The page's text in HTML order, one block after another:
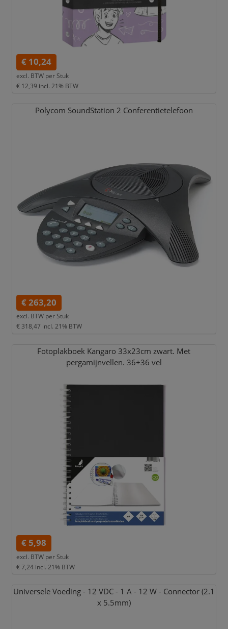
€ 10,24
excl. BTW per Stuk
€ 12,39 incl. 21% BTW
Polycom SoundStation 2 Conferentietelefoon
€ 263,20
excl. BTW per Stuk
€ 318,47 incl. 21% BTW
Fotoplakboek Kangaro 33x23cm zwart. Met
pergamijnvellen. 36+36 vel
€ 5,98
excl. BTW per Stuk
€ 7,24 incl. 21% BTW
Universele Voeding - 12 VDC - 1 A - 12 W - Connector (2.1
x 5.5mm)